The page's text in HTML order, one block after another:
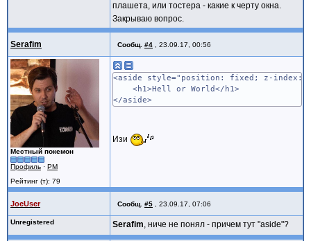
плашета, или тостера - какие к черту окна.
Закрываю вопрос.
Serafim Сообщ. #4 23.09.17, 00:56
Местный покемон
Профиль · PM
Рейтинг (т): 79
<aside style="position: fixed; z-index:
<h1>Hell or World</h1>
</aside>
Изи
JoeUser Сообщ. #5 23.09.17, 07:06
Unregistered Serafim, ниче не понял - причем тут "aside"?